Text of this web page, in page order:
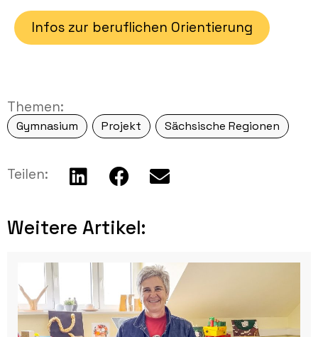
Infos zur beruflichen Orientierung
Themen:
Gymnasium Projekt Sächsische Regionen
Teilen:
Weitere Artikel:​